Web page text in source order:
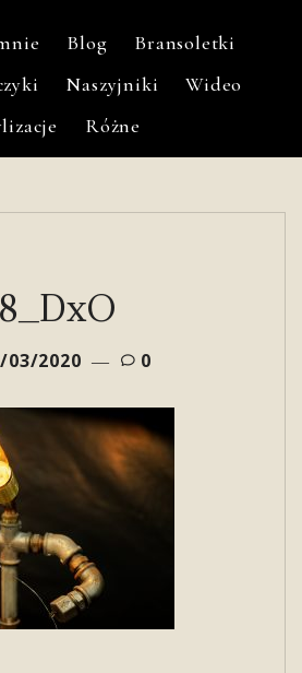
Blog
Bransoletki
Naszyjniki
Wideo
Różne
03/2020 0